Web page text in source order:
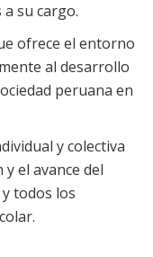
su cargo.
ofrece el entorno
al desarrollo
peruana en
y colectiva
el avance del
todos los